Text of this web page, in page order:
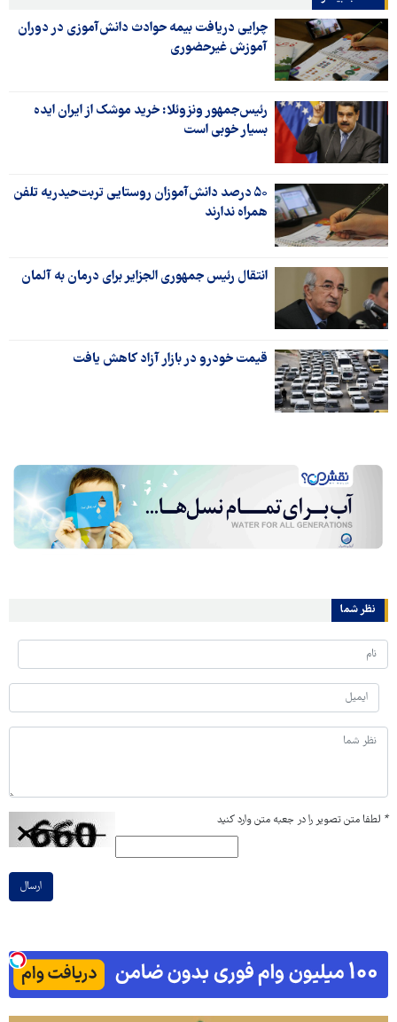
چرایی دریافت بیمه حوادث دانش‌آموزی در دوران
آموزش غیرحضوری
رئیس‌جمهور ونزوئلا: خرید موشک از ایران ایده
بسیار خوبی است
۵۰ درصد دانش‌آموزان روستایی تربت‌حیدریه تلفن
همراه ندارند
انتقال رئیس جمهوری الجزایر برای درمان به آلمان
قیمت خودرو در بازار آزاد کاهش یافت
نظر شما
* لطفا متن تصویر را در جعبه متن وارد کنید
ارسال